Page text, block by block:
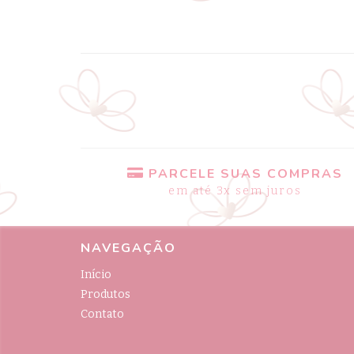
PARCELE SUAS COMPRAS
em até 3x sem juros
NAVEGAÇÃO
Início
Produtos
Contato